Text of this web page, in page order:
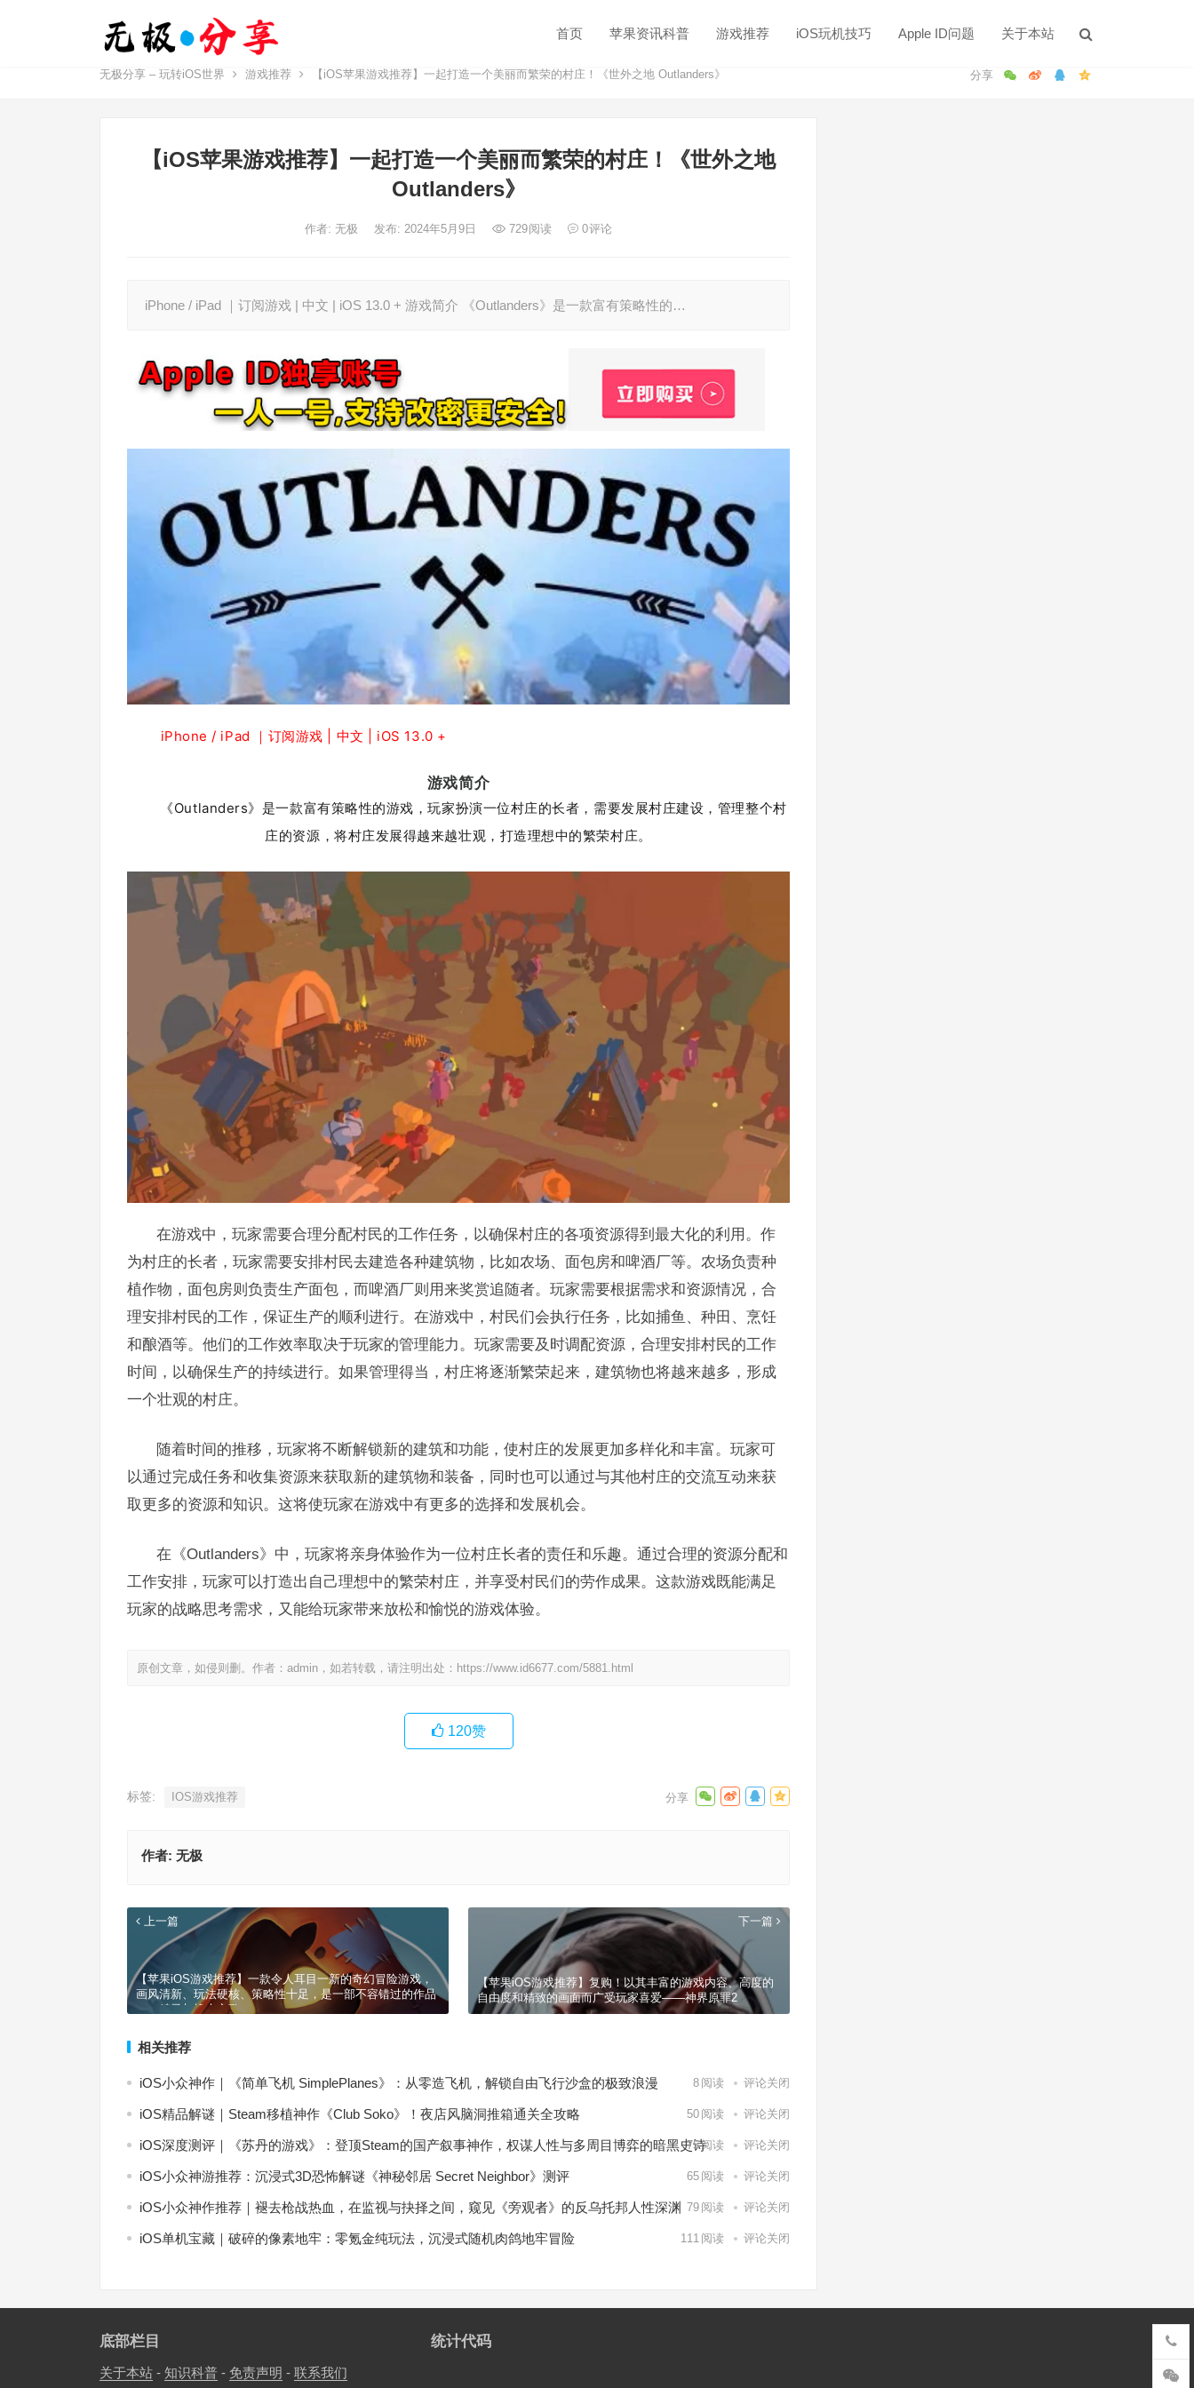
首页 苹果资讯科普 游戏推荐 iOS玩机技巧 Apple ID问题 关于本站
无极分享 – 玩转iOS世界 游戏推荐 【iOS苹果游戏推荐】一起打造一个美丽而繁荣的村庄！《世外之地 Outlanders》
【iOS苹果游戏推荐】一起打造一个美丽而繁荣的村庄！《世外之地
Outlanders》
作者: 无极 发布: 2024年5月9日 729阅读 0评论
iPhone / iPad ｜订阅游戏 | 中文 | iOS 13.0 + 游戏简介 《Outlanders》是一款富有策略性的…
iPhone / iPad ｜订阅游戏 | 中文 | iOS 13.0 +
游戏简介
《Outlanders》是一款富有策略性的游戏，玩家扮演一位村庄的长者，需要发展村庄建设，管理整个村
庄的资源，将村庄发展得越来越壮观，打造理想中的繁荣村庄。
在游戏中，玩家需要合理分配村民的工作任务，以确保村庄的各项资源得到最大化的利用。作
为村庄的长者，玩家需要安排村民去建造各种建筑物，比如农场、面包房和啤酒厂等。农场负责种
植作物，面包房则负责生产面包，而啤酒厂则用来奖赏追随者。玩家需要根据需求和资源情况，合
理安排村民的工作，保证生产的顺利进行。在游戏中，村民们会执行任务，比如捕鱼、种田、烹饪
和酿酒等。他们的工作效率取决于玩家的管理能力。玩家需要及时调配资源，合理安排村民的工作
时间，以确保生产的持续进行。如果管理得当，村庄将逐渐繁荣起来，建筑物也将越来越多，形成
一个壮观的村庄。
随着时间的推移，玩家将不断解锁新的建筑和功能，使村庄的发展更加多样化和丰富。玩家可
以通过完成任务和收集资源来获取新的建筑物和装备，同时也可以通过与其他村庄的交流互动来获
取更多的资源和知识。这将使玩家在游戏中有更多的选择和发展机会。
在《Outlanders》中，玩家将亲身体验作为一位村庄长者的责任和乐趣。通过合理的资源分配和
工作安排，玩家可以打造出自己理想中的繁荣村庄，并享受村民们的劳作成果。这款游戏既能满足
玩家的战略思考需求，又能给玩家带来放松和愉悦的游戏体验。
原创文章，如侵则删。作者：admin，如若转载，请注明出处： https://www.id6677.com/5881.html
120赞
标签: IOS游戏推荐
作者: 无极
上一篇
【苹果iOS游戏推荐】一款令人耳目一新的奇幻冒险游戏，
画风清新、玩法硬核、策略性十足，是一部不容错过的作品
——精灵与橡木之歌
下一篇
【苹果iOS游戏推荐】复购！以其丰富的游戏内容、高度的
自由度和精致的画面而广受玩家喜爱——神界原罪2
相关推荐
iOS小众神作｜《简单飞机 SimplePlanes》：从零造飞机，解锁自由飞行沙盒的极致浪漫 8 阅读 评论关闭
iOS精品解谜｜Steam移植神作《Club Soko》！夜店风脑洞推箱通关全攻略 50 阅读 评论关闭
iOS深度测评｜《苏丹的游戏》：登顶Steam的国产叙事神作，权谋人性与多周目博弈的暗黑史诗
75阅读 评论关闭
iOS小众神游推荐：沉浸式3D恐怖解谜《神秘邻居 Secret Neighbor》测评 65 阅读 评论关闭
iOS小众神作推荐｜褪去枪战热血，在监视与抉择之间，窥见《旁观者》的反乌托邦人性深渊 79 阅读 评论关闭
iOS单机宝藏｜破碎的像素地牢：零氪金纯玩法，沉浸式随机肉鸽地牢冒险 111 阅读 评论关闭
底部栏目
关于本站 - 知识科普 - 免责声明 - 联系我们
统计代码